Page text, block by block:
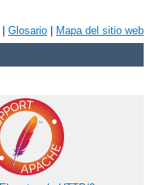
Glosario Mapa del sitio web